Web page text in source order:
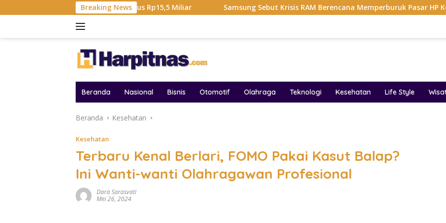
ke
Breaking News
Hadiah Liga Tembus Rp15,5 Miliar Samsung Sebut Krisis RAM Berencana Memperburuk Pasar HP Ke 2027
Beranda Nasional Bisnis Otomotif Olahraga Teknologi Kesehatan Life Style
Beranda Kesehatan
Kesehatan
Terbaru Kenal Berlari, FOMO Pakai Kasut Balap?
Ini Wanti-wanti Olahragawan Profesional
Dara Sarasvati
Mei 26, 2024